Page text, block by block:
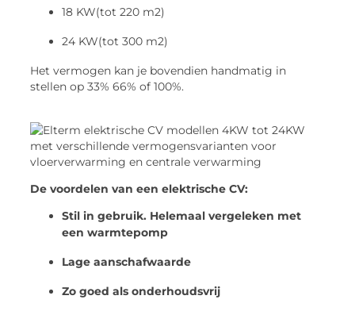
18 KW(tot 220 m2)
24 KW(tot 300 m2)
Het vermogen kan je bovendien handmatig in
stellen op 33% 66% of 100%.
De voordelen van een elektrische CV:
Stil in gebruik. Helemaal vergeleken met
een warmtepomp
Lage aanschafwaarde
Zo goed als onderhoudsvrij